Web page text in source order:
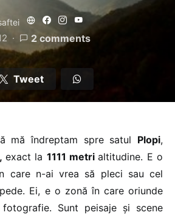
2 comments
Tweet
mă îndreptam spre satul Plopi,
exact la 1111 metrialtitudine. E o
care n-ai vrea să pleci sau cel
Ei, e o zonă în care oriunde
Sunt peisaje și scene